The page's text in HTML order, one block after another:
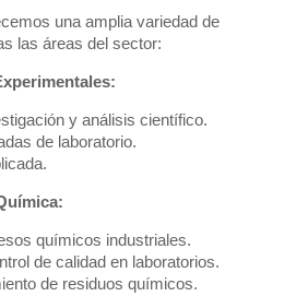
una amplia variedad de
las áreas del sector:
y análisis científico.
de laboratorio.
químicos industriales.
de calidad en laboratorios.
de residuos químicos.